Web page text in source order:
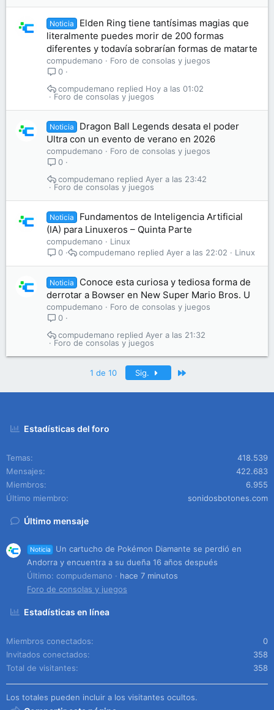
Noticia
Elden Ring tiene tantísimas magias que
literalmente puedes morir de 200 formas
diferentes y todavía sobrarían formas de matarte
compudemano
Foro de consolas y juegos
0
Foro de consolas y juegos
Hoy a las 01:02
compudemano
Noticia
Dragon Ball Legends desata el poder
Ultra con un evento de verano en 2026
compudemano
Foro de consolas y juegos
0
Foro de consolas y juegos
Ayer a las 23:42
compudemano
Noticia
Fundamentos de Inteligencia Artificial
(IA) para Linuxeros – Quinta Parte
compudemano
Linux
0
Linux
Ayer a las 22:02
compudemano
Noticia
Conoce esta curiosa y tediosa forma de
derrotar a Bowser en New Super Mario Bros. U
compudemano
Foro de consolas y juegos
0
Foro de consolas y juegos
Ayer a las 21:32
compudemano
1 de 10 Sig.
Estadísticas del foro
Temas
418.539
Mensajes
422.683
Miembros
6.955
Último miembro
sonidosbotones.com
Último mensaje
Noticia
Un cartucho de Pokémon Diamante se perdió en
Andorra y encuentra a su dueña 16 años después
Último: compudemano
hace 7 minutos
Foro de consolas y juegos
Estadísticas en línea
Miembros conectados
0
Invitados conectados
358
Total de visitantes
358
Los totales pueden incluir a los visitantes ocultos.